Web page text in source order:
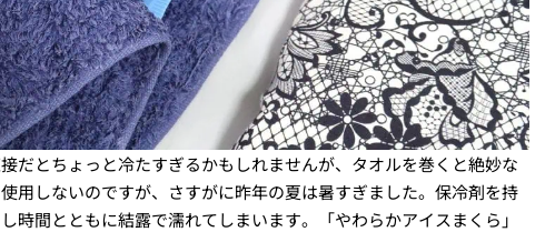
だとちょっと冷たすぎるかもしれませんが、タオルを巻くと絶妙な
用しないのですが、さすがに昨年の夏は暑すぎました。保冷剤を持
時間とともに結露で濡れてしまいます。「やわらかアイスまくら」